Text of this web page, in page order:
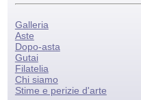
Galleria
Aste
Dopo-asta
Gutai
Filatelia
Chi siamo
Stime e perizie d'arte